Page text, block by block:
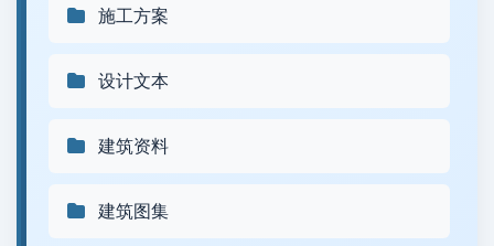
施工方案
设计文本
建筑资料
建筑图集